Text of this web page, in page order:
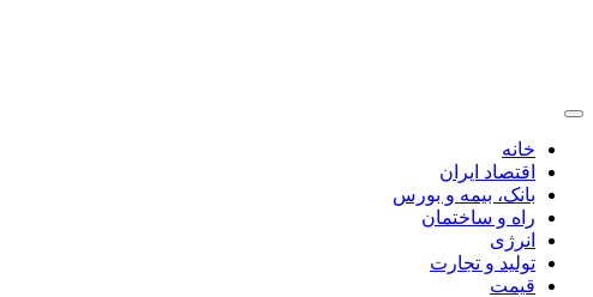
خانه
اقتصاد ایران
بانک، بیمه و بورس
راه و ساختمان
انرژی
تولید و تجارت
قیمت